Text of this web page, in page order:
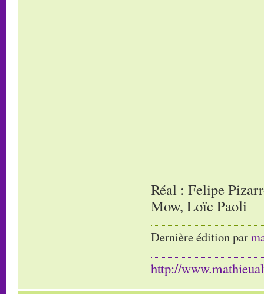
Réal : Felipe
Mow, Loïc Paoli
Dernière édition par
http://